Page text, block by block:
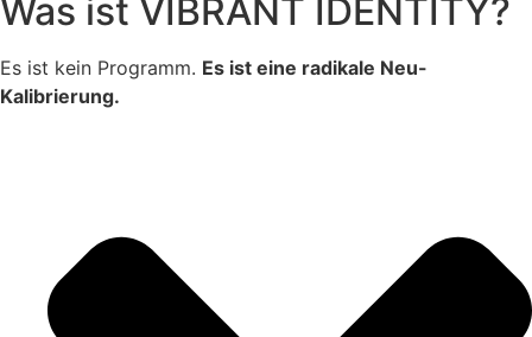
Was ist VIBRANT IDENTITY?
Es ist kein Programm. Es ist eine radikale Neu-
Kalibrierung.